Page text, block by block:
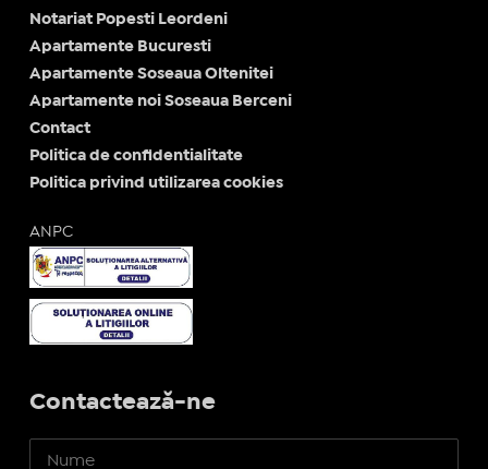
Notariat Popesti Leordeni
Apartamente Bucuresti
Apartamente Soseaua Oltenitei
Apartamente noi Soseaua Berceni
Contact
Politica de confidentialitate
Politica privind utilizarea cookies
ANPC
Contactează-ne